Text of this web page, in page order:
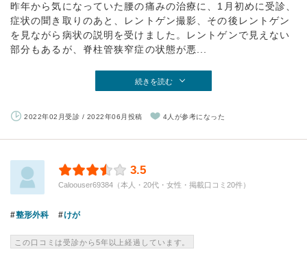
昨年から気になっていた腰の痛みの治療に、1月初めに受診、
症状の聞き取りのあと、レントゲン撮影、その後レントゲン
を見ながら病状の説明を受けました。レントゲンで見えない
部分もあるが、脊柱管狭窄症の状態が悪...
続きを読む
2022年02月受診 / 2022年06月投稿 4人が参考になった
3.5
Caloouser69384（本人・20代・女性・掲載口コミ20件）
整形外科 けが
この口コミは受診から5年以上経過しています。